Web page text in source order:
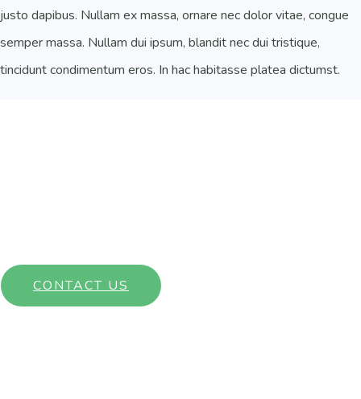
justo dapibus. Nullam ex massa, ornare nec dolor vitae, congue
semper massa. Nullam dui ipsum, blandit nec dui tristique,
tincidunt condimentum eros. In hac habitasse platea dictumst.
CONTACT US